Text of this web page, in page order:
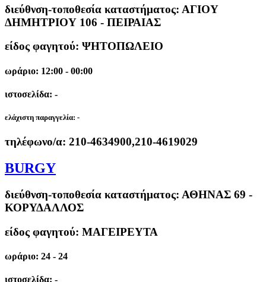
διεύθνση-τοποθεσία καταστήματος: ΑΓΙΟΥ
ΔΗΜΗΤΡΙΟΥ 106 - ΠΕΙΡΑΙΑΣ
είδος φαγητού: ΨΗΤΟΠΩΛΕΙΟ
ωράριο: 12:00 - 00:00
ιστοσελίδα: -
ελάχιστη παραγγελία: -
τηλέφωνο/α: 210-4634900,210-4619029
BURGY
διεύθνση-τοποθεσία καταστήματος: ΑΘΗΝΑΣ 69 -
ΚΟΡΥΔΑΛΛΟΣ
είδος φαγητού: ΜΑΓΕΙΡΕΥΤΑ
ωράριο: 24 - 24
ιστοσελίδα: -